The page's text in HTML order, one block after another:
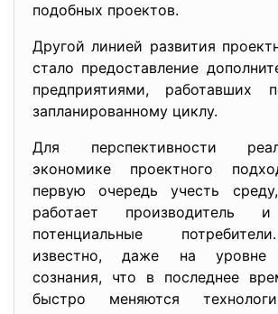
подобных проектов.
Другой линией развития
стало предоставление
предприятиями, работавших
запланированному циклу.
Для перспективности
экономике проектного
первую очередь учесть
работает производитель и
потенциальные
известно, даже на уровне
сознания, что в последнее
быстро меняются